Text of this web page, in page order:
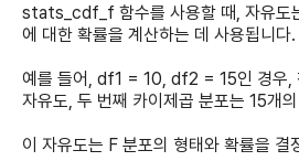
stats_cdf_f 함수를 사용할 때, 자유도
에 대한 확률을 계산하는 데 사용됩니다.
예를 들어, df1 = 10, df2 = 15인 경우,
자유도, 두 번째 카이제곱 분포는 15개
이 자유도는 F 분포의 형태와 확률을 결